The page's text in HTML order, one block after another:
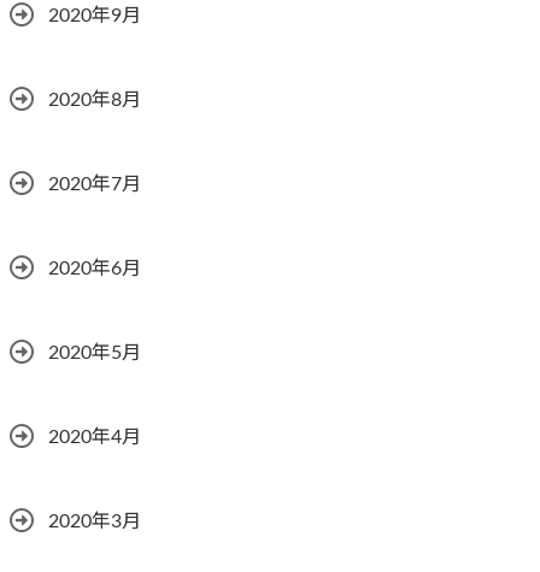
2020年9月
2020年8月
2020年7月
2020年6月
2020年5月
2020年4月
2020年3月